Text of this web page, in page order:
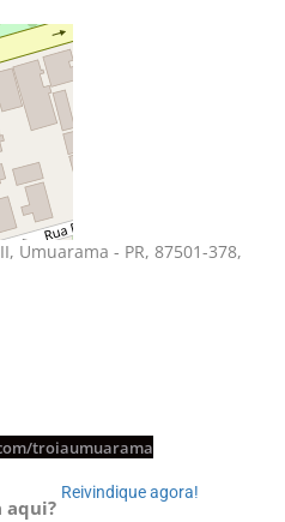
Umuarama - PR, 87501-378,
troiaumuarama
aqui?
Reivindique agora!